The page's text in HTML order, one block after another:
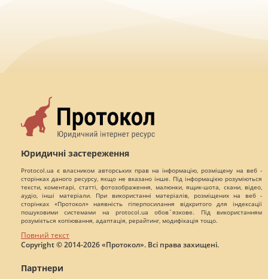
Юридичні застереження
Protocol.ua є власником авторських прав на інформацію, розміщену на веб -
сторінках даного ресурсу, якщо не вказано інше. Під інформацією розуміються
тексти, коментарі, статті, фотозображення, малюнки, ящик-шота, скани, відео,
аудіо, інші матеріали. При використанні матеріалів, розміщених на веб -
сторінках «Протокол» наявність гіперпосилання відкритого для індексації
пошуковими системами на protocol.ua обов`язкове. Під використанням
розуміється копіювання, адаптація, рерайтинг, модифікація тощо.
Повний текст
Copyright © 2014-2026 «Протокол». Всі права захищені.
Партнери